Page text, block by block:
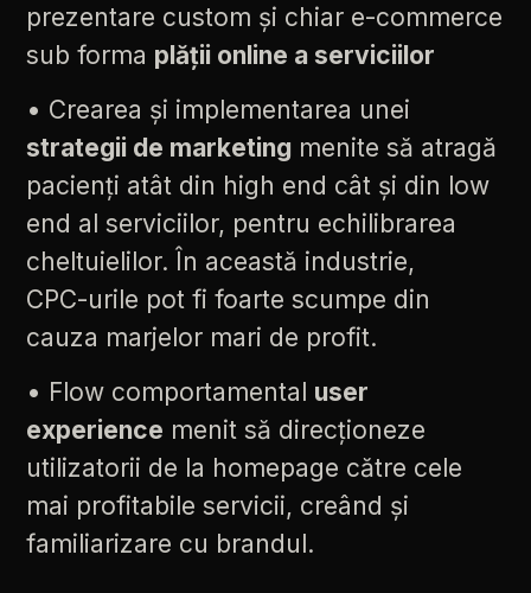
prezentare custom și chiar e-commerce
sub forma plății online a serviciilor
• Crearea și implementarea unei
strategii de marketing menite să atragă
pacienți atât din high end cât și din low
end al serviciilor, pentru echilibrarea
cheltuielilor. În această industrie,
CPC-urile pot fi foarte scumpe din
cauza marjelor mari de profit.
• Flow comportamental user
experience menit să direcționeze
utilizatorii de la homepage către cele
mai profitabile servicii, creând și
familiarizare cu brandul.